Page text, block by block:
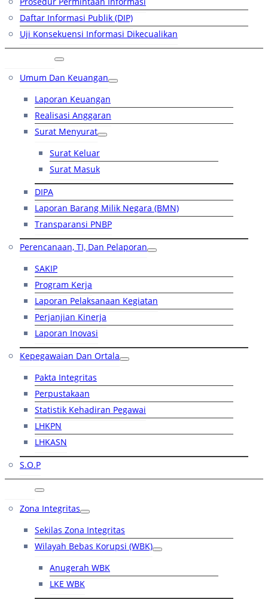
Daftar Informasi Publik (DIP)
Uji Konsekuensi Informasi Dikecualikan
Umum Dan Keuangan
Laporan Keuangan
Realisasi Anggaran
Surat Menyurat
Surat Keluar
Surat Masuk
DIPA
Laporan Barang Milik Negara (BMN)
Transparansi PNBP
Perencanaan, TI, Dan Pelaporan
SAKIP
Program Kerja
Laporan Pelaksanaan Kegiatan
Perjanjian Kinerja
Laporan Inovasi
Kepegawaian Dan Ortala
Pakta Integritas
Perpustakaan
Statistik Kehadiran Pegawai
LHKPN
LHKASN
S.O.P
Zona Integritas
Sekilas Zona Integritas
Wilayah Bebas Korupsi (WBK)
Anugerah WBK
LKE WBK